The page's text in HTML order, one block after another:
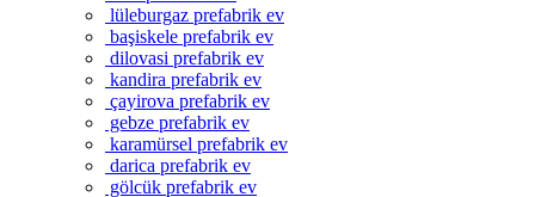
lüleburgaz prefabrik ev
başiskele prefabrik ev
dilovasi prefabrik ev
kandira prefabrik ev
çayirova prefabrik ev
gebze prefabrik ev
karamürsel prefabrik ev
darica prefabrik ev
gölcük prefabrik ev